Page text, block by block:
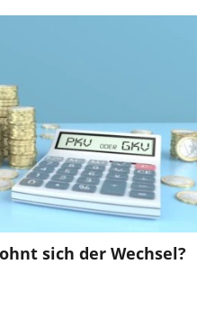
sich der Wechsel?